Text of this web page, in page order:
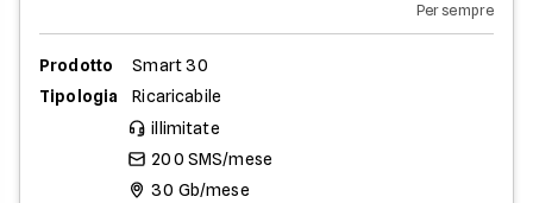
Per sempre
Prodotto
Smart 30
Tipologia
Ricaricabile
illimitate
200 SMS/mese
30 Gb/mese